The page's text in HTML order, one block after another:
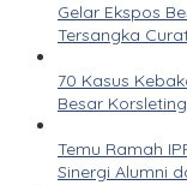
Gelar Ekspos
Tersangka
70 Kasus
Besar
Temu Ramah
Sinergi Alumni